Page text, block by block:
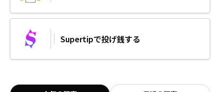
Supertipで投げ銭する